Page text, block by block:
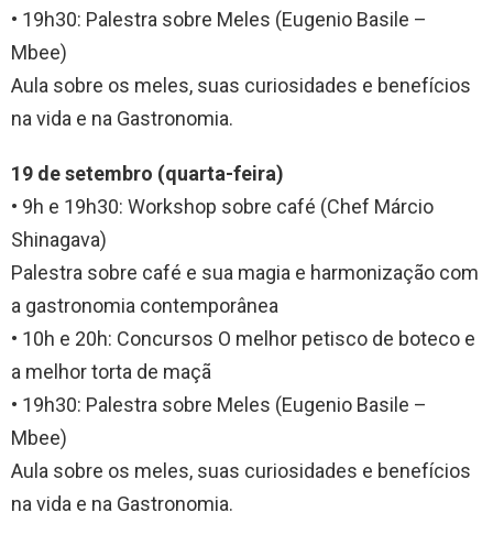
• 19h30: Palestra sobre Meles (Eugenio Basile –
Mbee)
Aula sobre os meles, suas curiosidades e benefícios
na vida e na Gastronomia.
19 de setembro (quarta-feira)
• 9h e 19h30: Workshop sobre café (Chef Márcio
Shinagava)
Palestra sobre café e sua magia e harmonização com
a gastronomia contemporânea
• 10h e 20h: Concursos O melhor petisco de boteco e
a melhor torta de maçã
• 19h30: Palestra sobre Meles (Eugenio Basile –
Mbee)
Aula sobre os meles, suas curiosidades e benefícios
na vida e na Gastronomia.